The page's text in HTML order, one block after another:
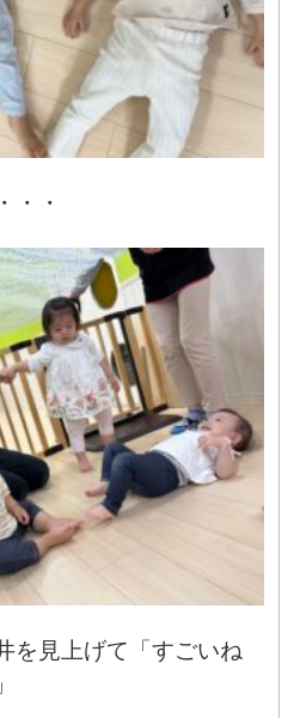
・・
を見上げて「すごいね